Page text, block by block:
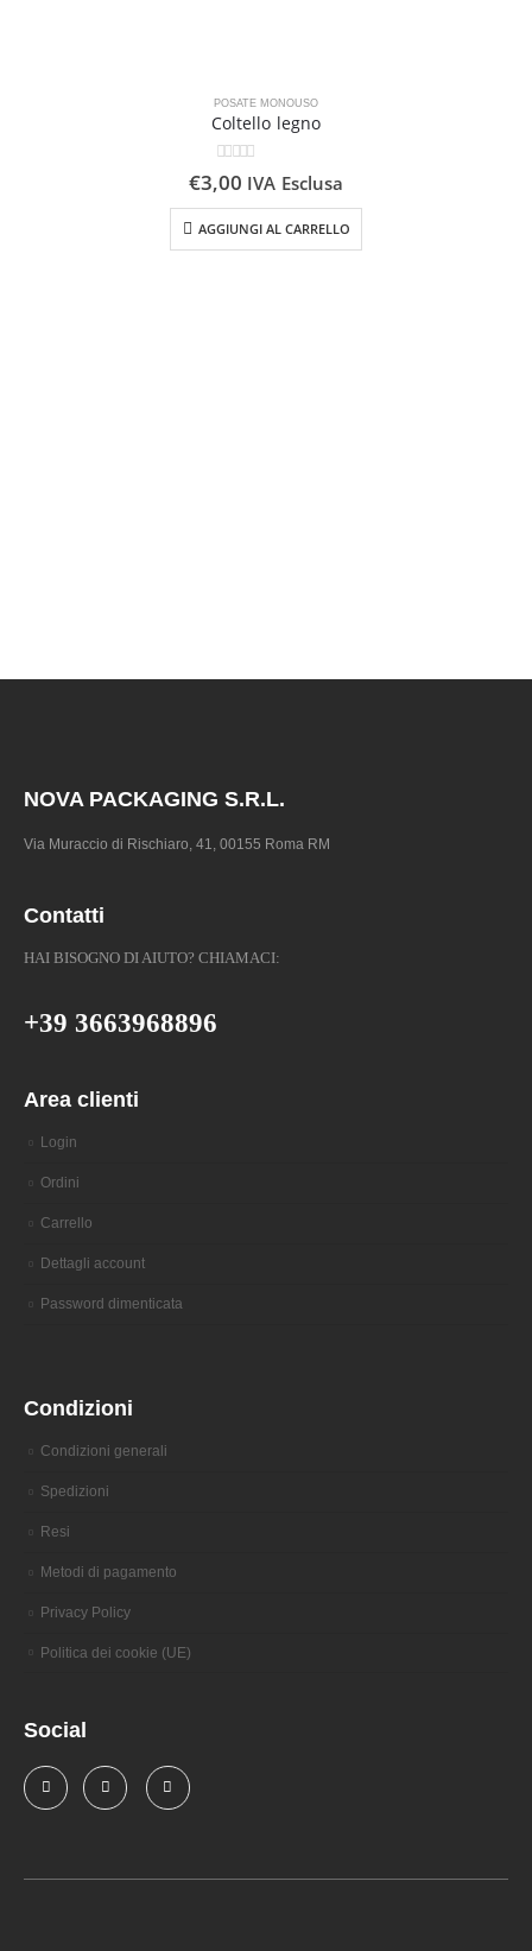
POSATE MONOUSO
Coltello legno
0Su 5
€3,00 IVA Esclusa
AGGIUNGI AL CARRELLO
NOVA PACKAGING S.R.L.
Via Muraccio di Rischiaro, 41, 00155 Roma RM
Contatti
HAI BISOGNO DI AIUTO? CHIAMACI:
+39 3663968896
Area clienti
Login
Ordini
Carrello
Dettagli account
Password dimenticata
Condizioni
Condizioni generali
Spedizioni
Resi
Metodi di pagamento
Privacy Policy
Politica dei cookie (UE)
Social